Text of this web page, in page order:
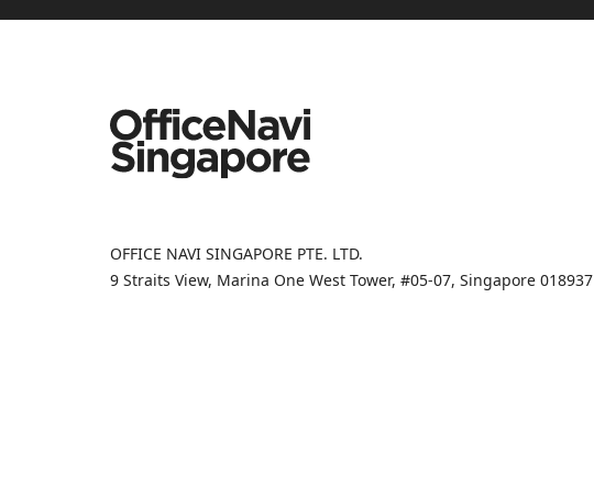
OFFICE NAVI SINGAPORE PTE. LTD.
9 Straits View, Marina One West Tower, #05-07, Singapore 018937